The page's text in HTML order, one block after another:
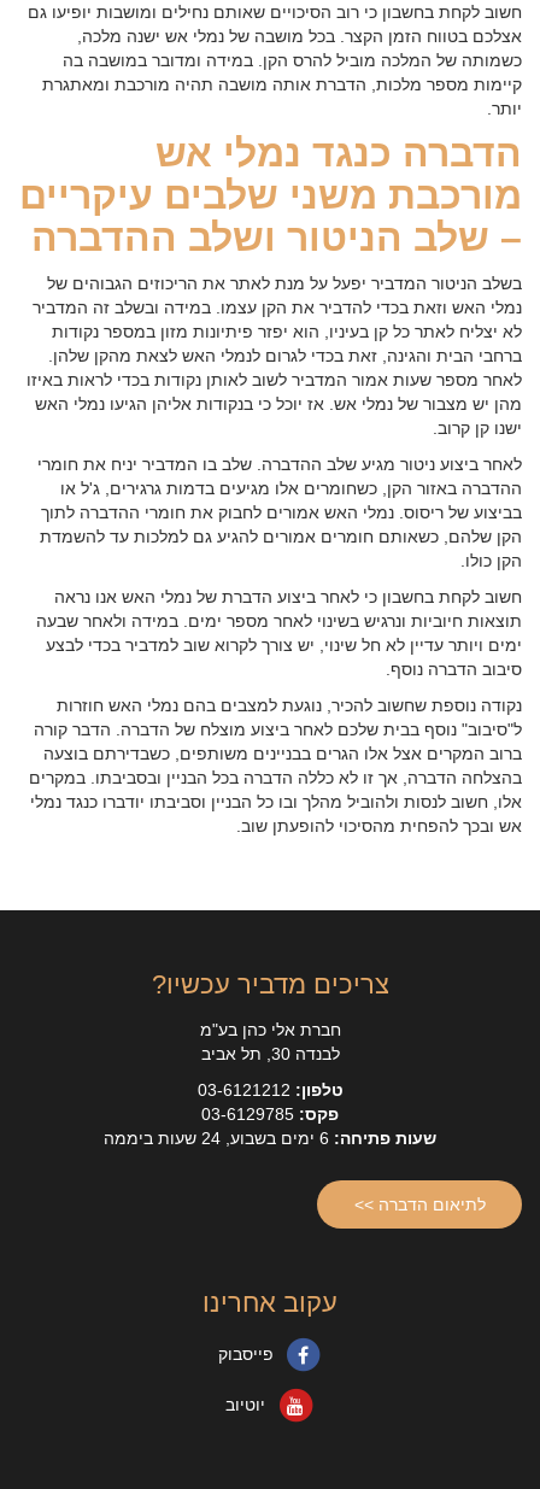
חשוב לקחת בחשבון כי רוב הסיכויים שאותם נחילים ומושבות יופיעו גם
אצלכם בטווח הזמן הקצר. בכל מושבה של נמלי אש ישנה מלכה,
כשמותה של המלכה מוביל להרס הקן. במידה ומדובר במושבה בה
קיימות מספר מלכות, הדברת אותה מושבה תהיה מורכבת ומאתגרת
יותר.
הדברה כנגד נמלי אש
מורכבת משני שלבים עיקריים
– שלב הניטור ושלב ההדברה
בשלב הניטור המדביר יפעל על מנת לאתר את הריכוזים הגבוהים של
נמלי האש וזאת בכדי להדביר את הקן עצמו. במידה ובשלב זה המדביר
לא יצליח לאתר כל קן בעיניו, הוא יפזר פיתיונות מזון במספר נקודות
ברחבי הבית והגינה, זאת בכדי לגרום לנמלי האש לצאת מהקן שלהן.
לאחר מספר שעות אמור המדביר לשוב לאותן נקודות בכדי לראות באיזו
מהן יש מצבור של נמלי אש. אז יוכל כי בנקודות אליהן הגיעו נמלי האש
ישנו קן קרוב.
לאחר ביצוע ניטור מגיע שלב ההדברה. שלב בו המדביר יניח את חומרי
ההדברה באזור הקן, כשחומרים אלו מגיעים בדמות גרגירים, ג'ל או
בביצוע של ריסוס. נמלי האש אמורים לחבוק את חומרי ההדברה לתוך
הקן שלהם, כשאותם חומרים אמורים להגיע גם למלכות עד להשמדת
הקן כולו.
חשוב לקחת בחשבון כי לאחר ביצוע הדברת של נמלי האש אנו נראה
תוצאות חיוביות ונרגיש בשינוי לאחר מספר ימים. במידה ולאחר שבעה
ימים ויותר עדיין לא חל שינוי, יש צורך לקרוא שוב למדביר בכדי לבצע
סיבוב הדברה נוסף.
נקודה נוספת שחשוב להכיר, נוגעת למצבים בהם נמלי האש חוזרות
ל"סיבוב" נוסף בבית שלכם לאחר ביצוע מוצלח של הדברה. הדבר קורה
ברוב המקרים אצל אלו הגרים בבניינים משותפים, כשבדירתם בוצעה
בהצלחה הדברה, אך זו לא כללה הדברה בכל הבניין ובסביבתו. במקרים
אלו, חשוב לנסות ולהוביל מהלך ובו כל הבניין וסביבתו יודברו כנגד נמלי
אש ובכך להפחית מהסיכוי להופעתן שוב.
צריכים מדביר עכשיו?
חברת אלי כהן בע"מ
לבנדה 30, תל אביב
טלפון:
פקס:
שעות פתיחה:
לתיאום הדברה >>
עקוב אחרינו
פייסבוק
יוטיוב